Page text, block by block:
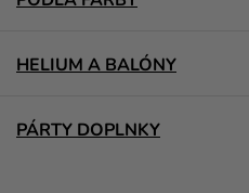
Novinky
HELIUM A BALÓNY
PÁRTY DOPLNKY